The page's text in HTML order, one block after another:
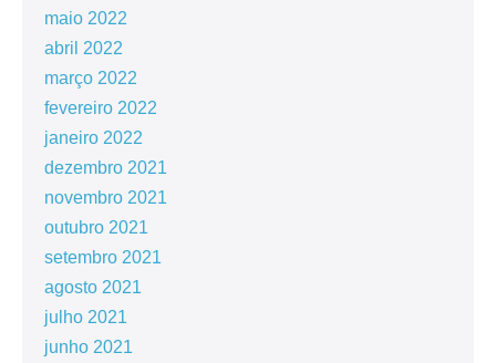
maio 2022
abril 2022
março 2022
fevereiro 2022
janeiro 2022
dezembro 2021
novembro 2021
outubro 2021
setembro 2021
agosto 2021
julho 2021
junho 2021